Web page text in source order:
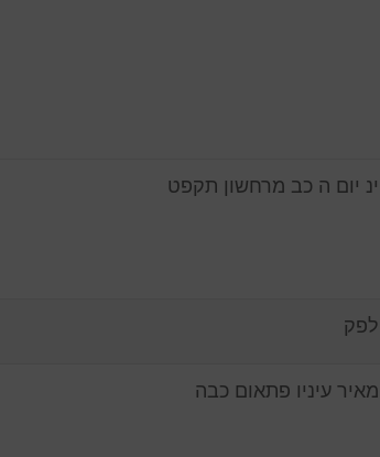
ינ יום ה כב מרחשון תקפט
לפק
מאיר עיניו פתאום כבה